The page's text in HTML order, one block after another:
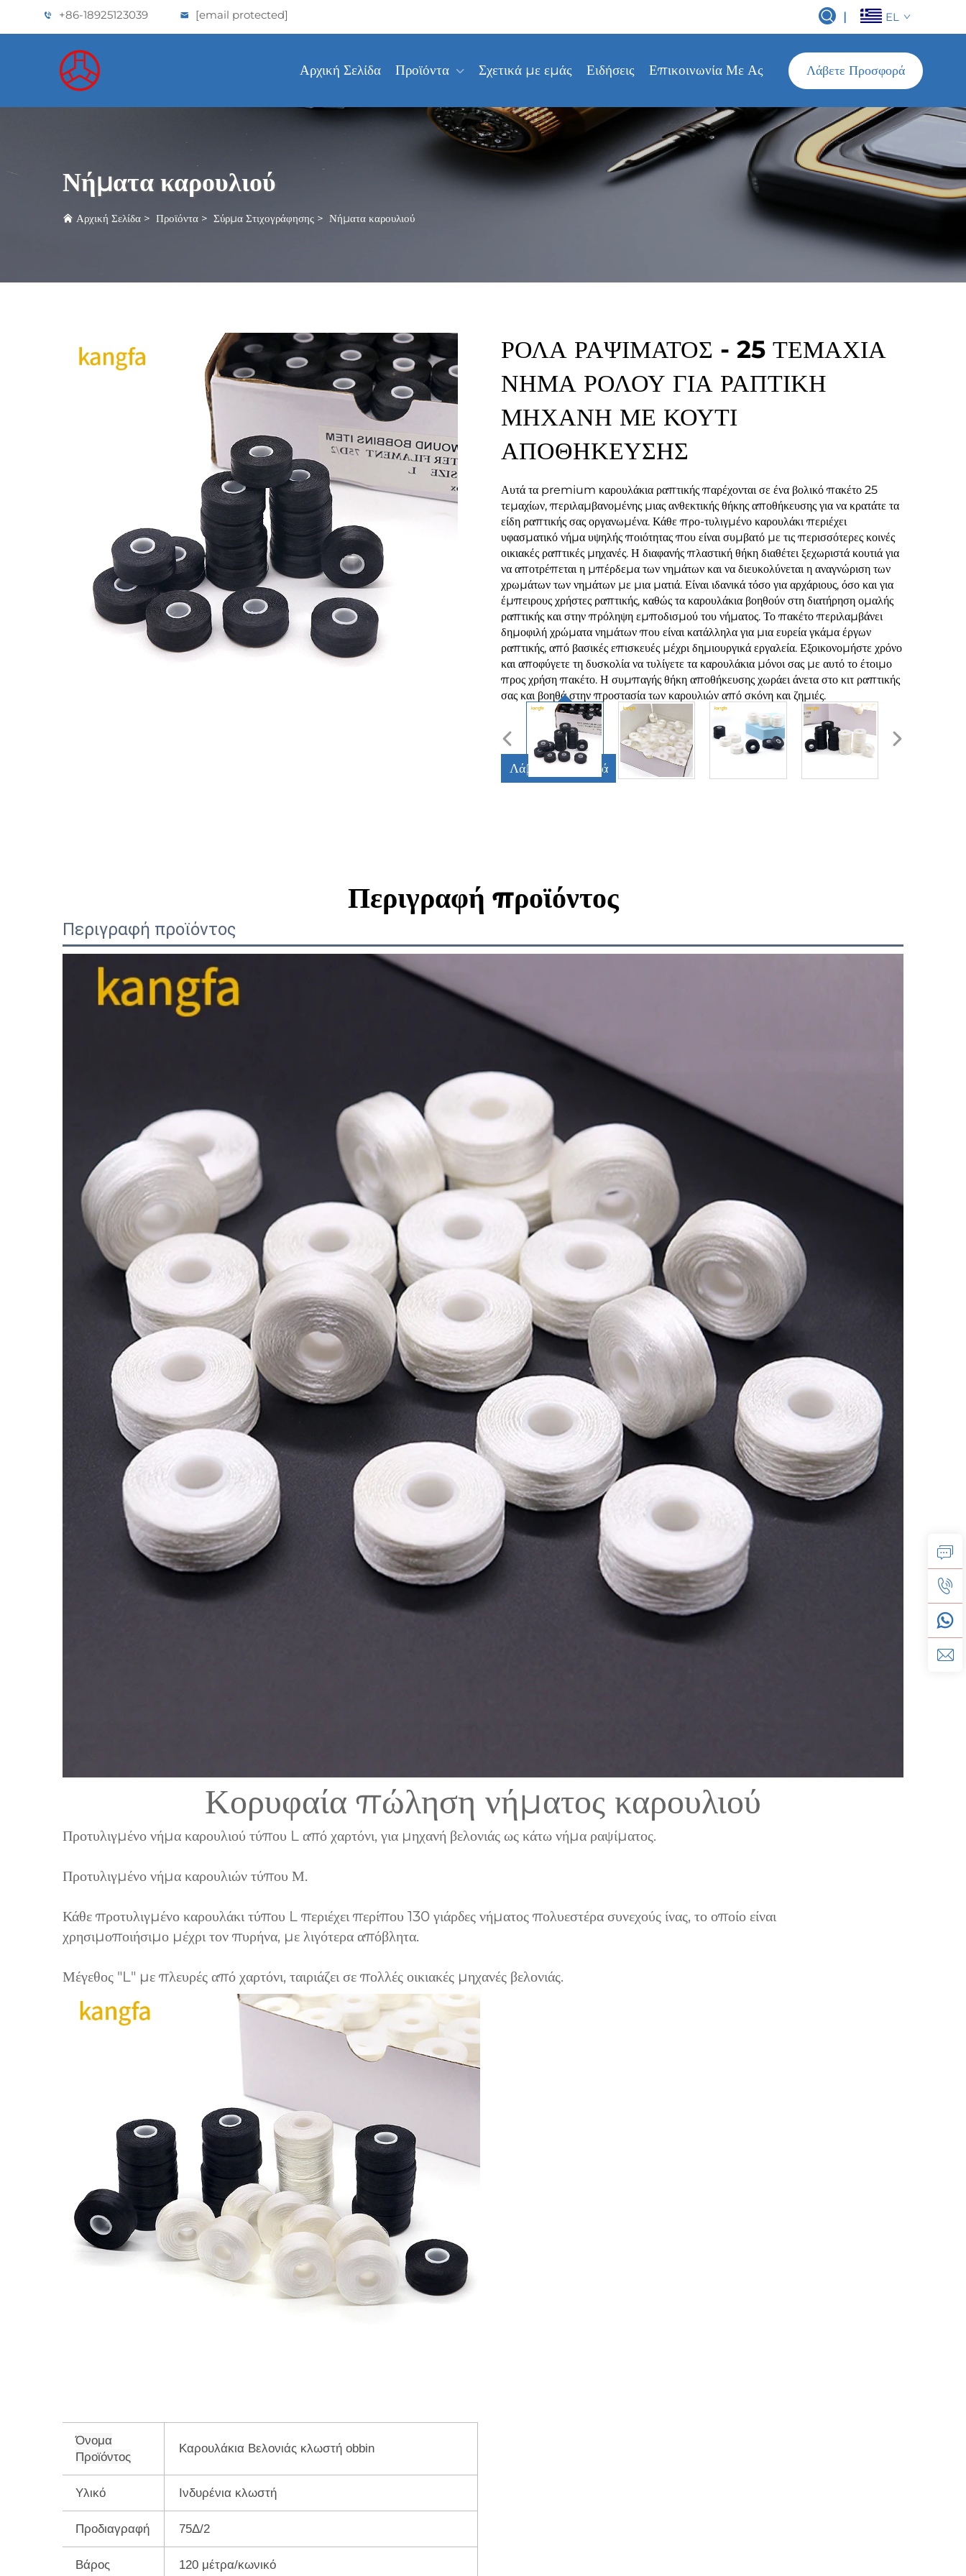
+86-18925123039 [email protected] | EL
Αρχική Σελίδα Προϊόντα Σχετικά με εμάς Ειδήσεις Επικοινωνία Με Ας Λάβετε Προσφορά
Νήματα καρουλιού
Αρχική Σελίδα > Προϊόντα > Σύρμα Στιχογράφησης > Νήματα καρουλιού
ΡΟΛΑ ΡΑΨΙΜΑΤΟΣ - 25 ΤΕΜΑΧΙΑ
ΝΗΜΑ ΡΟΛΟΥ ΓΙΑ ΡΑΠΤΙΚΗ
ΜΗΧΑΝΗ ΜΕ ΚΟΥΤΙ
ΑΠΟΘΗΚΕΥΣΗΣ
Αυτά τα premium καρουλάκια ραπτικής παρέχονται σε ένα βολικό πακέτο 25
τεμαχίων, περιλαμβανομένης μιας ανθεκτικής θήκης αποθήκευσης για να κρατάτε τα
είδη ραπτικής σας οργανωμένα. Κάθε προ-τυλιγμένο καρουλάκι περιέχει
υφασματικό νήμα υψηλής ποιότητας που είναι συμβατό με τις περισσότερες κοινές
οικιακές ραπτικές μηχανές. Η διαφανής πλαστική θήκη διαθέτει ξεχωριστά κουτιά για
να αποτρέπεται η μπέρδεμα των νημάτων και να διευκολύνεται η αναγνώριση των
χρωμάτων των νημάτων με μια ματιά. Είναι ιδανικά τόσο για αρχάριους, όσο και για
έμπειρους χρήστες ραπτικής, καθώς τα καρουλάκια βοηθούν στη διατήρηση ομαλής
ραπτικής και στην πρόληψη εμποδισμού του νήματος. Το πακέτο περιλαμβάνει
δημοφιλή χρώματα νημάτων που είναι κατάλληλα για μια ευρεία γκάμα έργων
ραπτικής, από βασικές επισκευές μέχρι δημιουργικά εργαλεία. Εξοικονομήστε χρόνο
και αποφύγετε τη δυσκολία να τυλίγετε τα καρουλάκια μόνοι σας με αυτό το έτοιμο
προς χρήση πακέτο. Η συμπαγής θήκη αποθήκευσης χωράει άνετα στο κιτ ραπτικής
σας και βοηθά στην προστασία των καρουλιών από σκόνη και ζημιές.
Λάβετε Προσφορά
Περιγραφή προϊόντος
Περιγραφή προϊόντος
Κορυφαία πώληση νήματος καρουλιού
Προτυλιγμένο νήμα καρουλιού τύπου L από χαρτόνι, για μηχανή βελονιάς ως κάτω νήμα ραψίματος.
Προτυλιγμένο νήμα καρουλιών τύπου Μ.
Κάθε προτυλιγμένο καρουλάκι τύπου L περιέχει περίπου 130 γιάρδες νήματος πολυεστέρα συνεχούς ίνας, το οποίο είναι
χρησιμοποιήσιμο μέχρι τον πυρήνα, με λιγότερα απόβλητα.
Μέγεθος "L" με πλευρές από χαρτόνι, ταιριάζει σε πολλές οικιακές μηχανές βελονιάς.
Όνομα
Προϊόντος
Καρουλάκια Βελονιάς κλωστή obbin
Υλικό Ινδυρένια κλωστή
Προδιαγραφή 75Δ/2
Βάρος 120 μέτρα/κωνικό